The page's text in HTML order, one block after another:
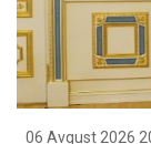
06 Avqust 2026